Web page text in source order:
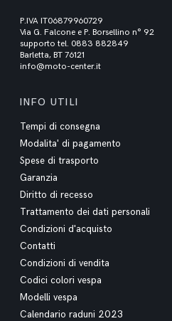
P.IVA IT06879960729
Via G. Falcone e P. Borsellino n° 92
supporto tel. 0883 882849
Barletta, BT 76121
info@moto-center.it
INFO UTILI
Tempi di consegna
Modalita' di pagamento
Spese di trasporto
Garanzia
Diritto di recesso
Trattamento dei dati personali
Condizioni d'acquisto
Contatti
Condizioni di vendita
Codici colori vespa
Modelli vespa
Calendario raduni 2023